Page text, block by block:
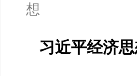
想
习近平经济